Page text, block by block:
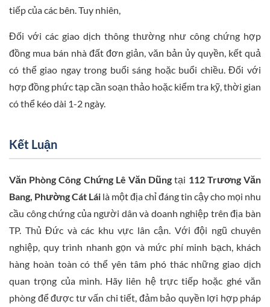
tiếp của các bên. Tuy nhiên,
Đối với các giao dịch thông thường như công chứng hợp
đồng mua bán nhà đất đơn giản, văn bản ủy quyền, kết quả
có thể giao ngay trong buổi sáng hoặc buổi chiều. Đối với
hợp đồng phức tạp cần soạn thảo hoặc kiểm tra kỹ, thời gian
có thể kéo dài 1-2 ngày.
Kết Luận
Văn Phòng Công Chứng Lê Văn Dũng tại 112 Trương Văn
Bang, Phường Cát Lái là một địa chỉ đáng tin cậy cho mọi nhu
cầu công chứng của người dân và doanh nghiệp trên địa bàn
TP. Thủ Đức và các khu vực lân cận. Với đội ngũ chuyên
nghiệp, quy trình nhanh gọn và mức phí minh bạch, khách
hàng hoàn toàn có thể yên tâm phó thác những giao dịch
quan trọng của mình. Hãy liên hệ trực tiếp hoặc ghé văn
phòng để được tư vấn chi tiết, đảm bảo quyền lợi hợp pháp